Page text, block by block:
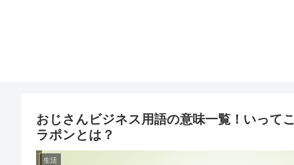
おじさんビジネス用語の意味一覧！いって
ラポンとは？
生活